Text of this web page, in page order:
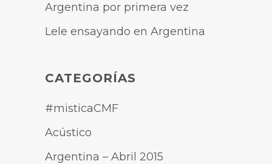
Argentina por primera vez
Lele ensayando en Argentina
CATEGORÍAS
#misticaCMF
Acústico
Argentina – Abril 2015